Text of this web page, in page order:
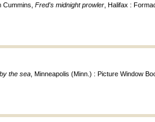
Fred's midnight prowler , Halifax :
the sea , Minneapolis (Minn.) : Picture Window